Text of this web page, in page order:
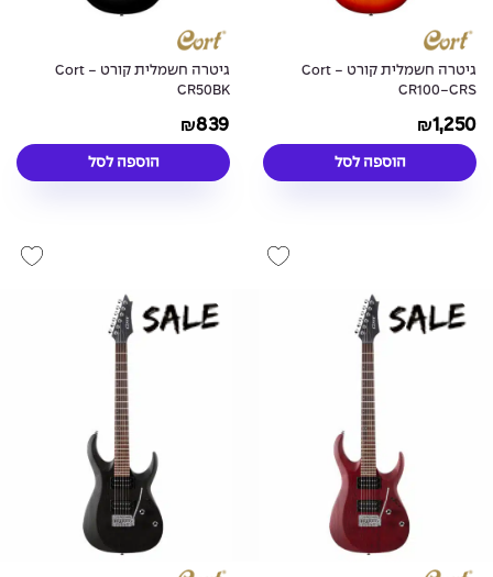
גיטרה חשמלית קורט - Cort
CR100-CRS
₪1,250
הוספה לסל
גיטרה חשמלית קורט - Cort
CR50BK
₪839
הוספה לסל